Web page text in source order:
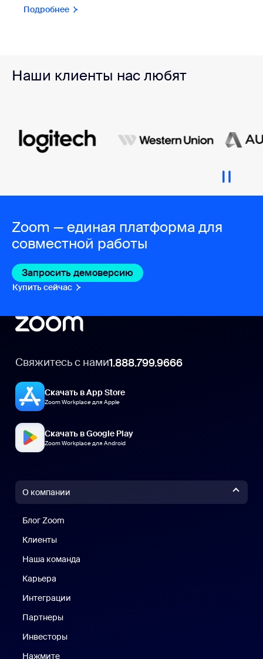
Подробнее
Наши клиенты нас любят
Zoom — единая платформа для
совместной работы
Запросить демоверсию
Купить сейчас
Свяжитесь с нами1.888.799.9666
Скачать в App Store
Zoom Workplace для Apple
Скачать в Google Play
Zoom Workplace для Android
О компании
Блог Zoom
Клиенты
Наша команда
Карьера
Интеграции
Партнеры
Инвесторы
Нажмите